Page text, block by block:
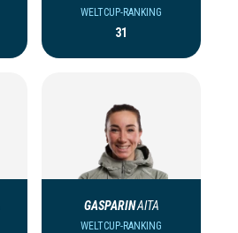
WELTCUP-RANKING
31
GASPARINAITA
WELTCUP-RANKING